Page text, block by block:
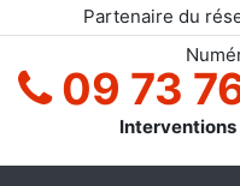
Partenaire du
09 73
Interventions